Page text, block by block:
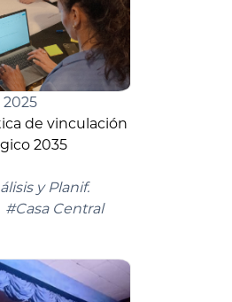
de vinculación
2035
y Planif.
#Casa Central